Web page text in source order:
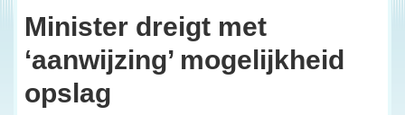
Minister dreigt met
‘aanwijzing’ mogelijkheid
opslag